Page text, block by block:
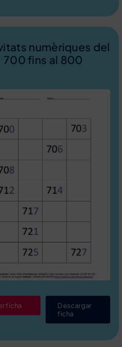
numèriques del
700 fins al 800
ficha
Descargar
ficha